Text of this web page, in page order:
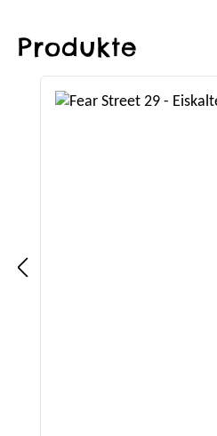
Produkte